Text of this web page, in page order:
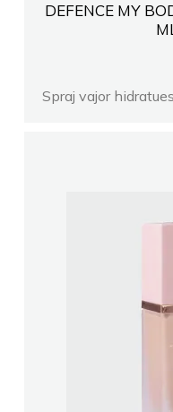
DEFENCE MY
Spraj vajor